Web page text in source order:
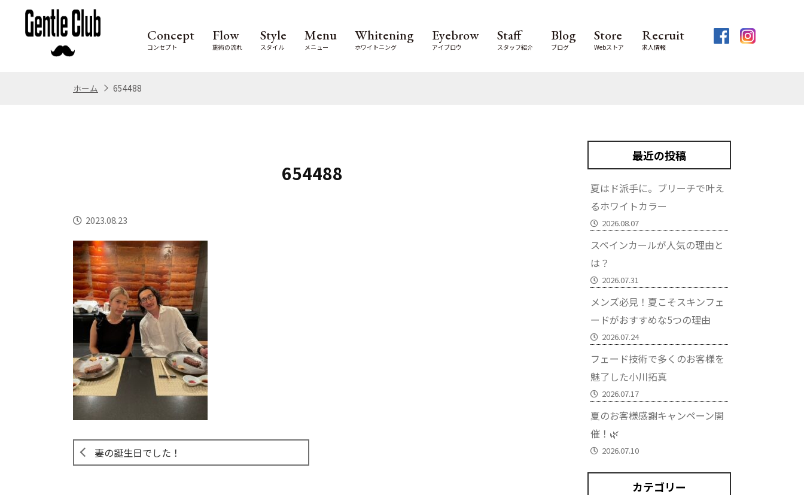
Concept
コンセプト
Flow
施術の流れ
Style
スタイル
Menu
メニュー
Whitening
ホワイトニング
Eyebrow
アイブロウ
Staff
スタッフ紹介
Blog
ブログ
Store
Webストア
Recruit
求人情報
ホーム 654488
654488
2023.08.23
妻の誕生日でした！
最近の投稿
夏はド派手に。ブリーチで叶え
るホワイトカラー
2026.08.07
スペインカールが人気の理由と
は？
2026.07.31
メンズ必見！夏こそスキンフェ
ードがおすすめな5つの理由
2026.07.24
フェード技術で多くのお客様を
魅了した小川拓真
2026.07.17
夏のお客様感謝キャンペーン開
催！🌿
2026.07.10
カテゴリー